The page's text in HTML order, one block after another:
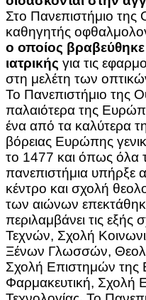
Στο Πανεπιστήμιο
καθηγητής
ο οποίος
ιατρικής για τις
στη μελέτη των
Το Πανεπιστήμιο της
παλαιότερα της
ένα από τα καλύτερα
βόρειας Ευρώπης
το 1477 και όπως όλα
πανεπιστήμια υπήρξε
κέντρο και σχολή
των αιώνων
περιλαμβάνει τις
Τεχνών, Σχολή
Ξένων Γλωσσών,
Σχολή Επιστημών της
Φαρμακευτική, Σχολή